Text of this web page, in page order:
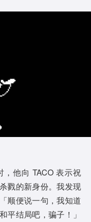
他向 TACO 表示祝
戮的新身份。我发现
顺便说一句，我知道
平结局吧，骗子！」